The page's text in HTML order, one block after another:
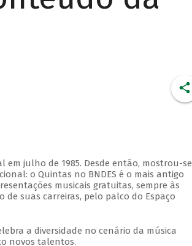
em julho de 1985. Desde então, mostrou-se
o Quintas no BNDES é o mais antigo
musicais gratuitas, sempre às
de suas carreiras, pelo palco do Espaço
a diversidade no cenário da música
novos talentos.